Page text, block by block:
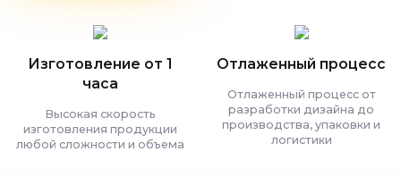
Изготовление от 1
часа
Высокая скорость
изготовления продукции
любой сложности и объема
Отлаженный процесс
Отлаженный процесс от
разработки дизайна до
производства, упаковки и
логистики